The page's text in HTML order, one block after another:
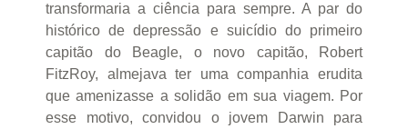
transformaria a ciência para sempre. A par do
histórico de depressão e suicídio do primeiro
capitão do Beagle, o novo capitão, Robert
FitzRoy, almejava ter uma companhia erudita
que amenizasse a solidão em sua viagem. Por
esse motivo, convidou o jovem Darwin para